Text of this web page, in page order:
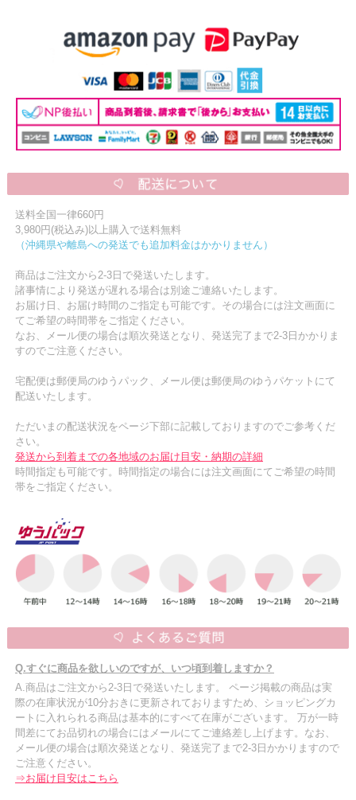
送料全国一律660円
3,980円(税込み)以上購入で送料無料
（沖縄県や離島への発送でも追加料金はかかりません）
商品はご注文から2-3日で発送いたします。
諸事情により発送が遅れる場合は別途ご連絡いたします。
お届け日、お届け時間のご指定も可能です。その場合には注文画面に
てご希望の時間帯をご指定ください。
なお、メール便の場合は順次発送となり、発送完了まで2-3日かかりま
すのでご注意ください。
宅配便は郵便局のゆうパック、メール便は郵便局のゆうパケットにて
配送いたします。
ただいまの配送状況をページ下部に記載しておりますのでご参考くだ
さい。
発送から到着までの各地域のお届け目安・納期の詳細
時間指定も可能です。時間指定の場合には注文画面にてご希望の時間
帯をご指定ください。
Q.すぐに商品を欲しいのですが、いつ頃到着しますか？
A.商品はご注文から2-3日で発送いたします。 ページ掲載の商品は実
際の在庫状況が10分おきに更新されておりますため、ショッピングカ
ートに入れられる商品は基本的にすべて在庫がございます。 万が一時
間差にてお品切れの場合にはメールにてご連絡差し上げます。なお、
メール便の場合は順次発送となり、発送完了まで2-3日かかりますので
ご注意ください。
⇒お届け目安はこちら
ニュースレター購読
マイページログイン
お問い合わせ
当店は持続可能な開発目標「SDGs」を推進しています。